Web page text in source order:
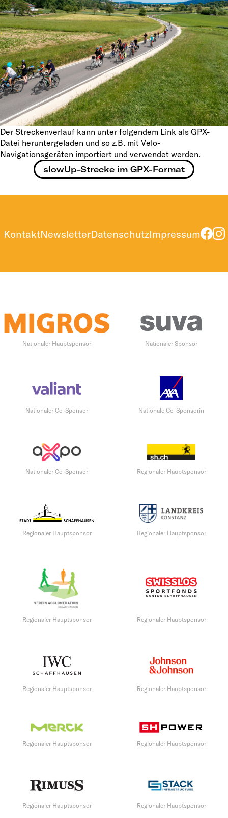
Der Streckenverlauf kann unter folgendem Link als GPX-
Datei heruntergeladen und so z.B. mit Velo-
Navigationsgeräten importiert und verwendet werden.
slowUp-Strecke im GPX-Format
KontaktNewsletterDatenschutzImpressum
Nationaler Hauptsponsor Nationaler Sponsor
Nationaler Co-Sponsor Nationale Co-Sponsorin
Nationaler Co-Sponsor Regionaler Hauptsponsor
Regionaler Hauptsponsor Regionaler Hauptsponsor
Regionaler Hauptsponsor Regionaler Hauptsponsor
Regionaler Hauptsponsor Regionaler Hauptsponsor
Regionaler Hauptsponsor Regionaler Hauptsponsor
Regionaler Hauptsponsor Regionaler Hauptsponsor